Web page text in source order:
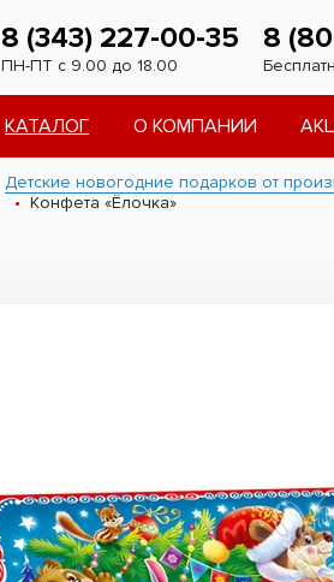
8 (343) 227-00-35
ПН-ПТ с 9.00 до 18.00
8
КАТАЛОГ О КОМПАНИИ
Детские новогодние подарков от
Конфета «Ёлочка»